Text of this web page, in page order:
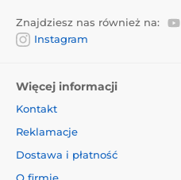
Znajdziesz nas również na:
Instagram
Więcej informacji
Kontakt
Reklamacje
Dostawa i płatność
O firmie